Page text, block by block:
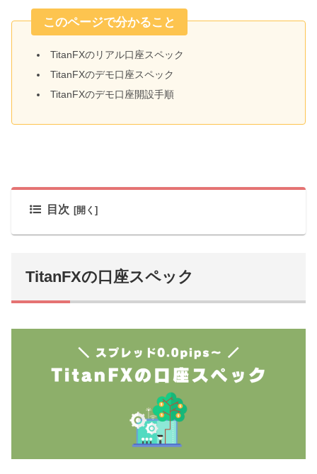
このページで分かること
TitanFXのリアル口座スペック
TitanFXのデモ口座スペック
TitanFXのデモ口座開設手順
目次
TitanFXの口座スペック